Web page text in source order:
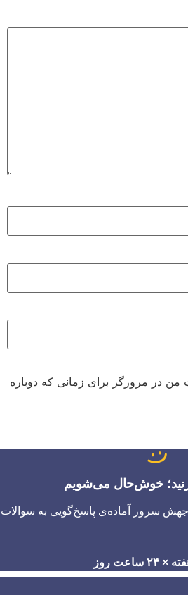
من در مرورگر برای زمانی که دوباره
خوش‌حال می‌شویم
جهش سرور آماده‌ی پاسخ‌گویی به سوالات